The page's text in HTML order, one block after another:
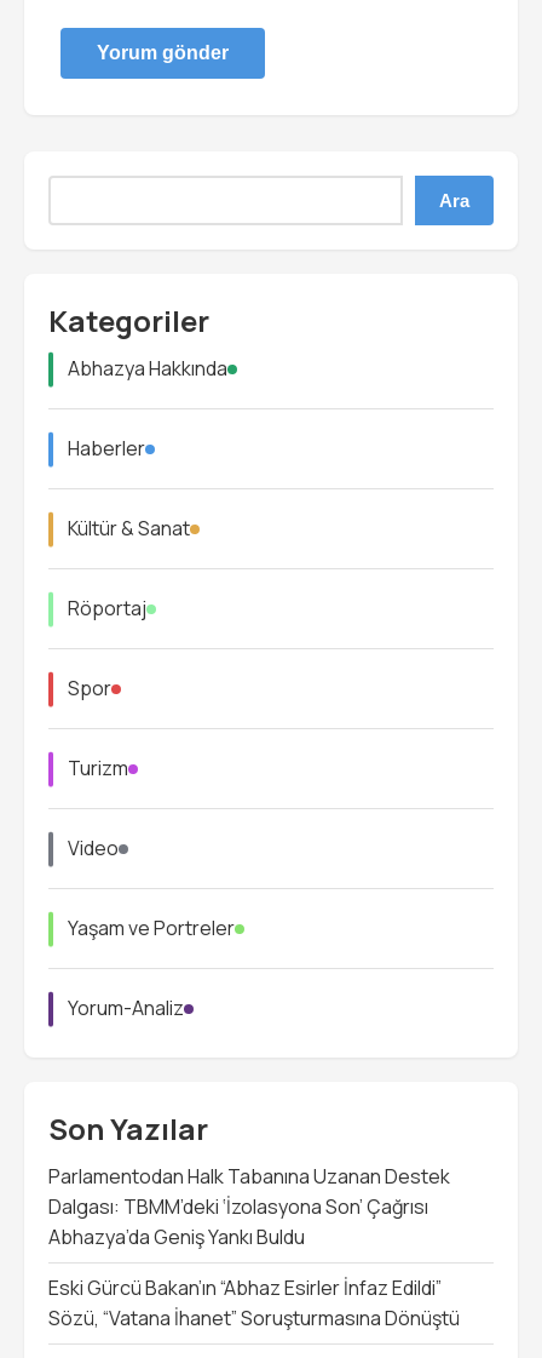
Ara
Kategoriler
Abhazya Hakkında
Haberler
Kültür & Sanat
Röportaj
Spor
Turizm
Video
Yaşam ve Portreler
Yorum-Analiz
Son Yazılar
Parlamentodan Halk Tabanına Uzanan Destek
Dalgası: TBMM’deki ‘İzolasyona Son’ Çağrısı
Abhazya’da Geniş Yankı Buldu
Eski Gürcü Bakan’ın “Abhaz Esirler İnfaz Edildi”
Sözü, “Vatana İhanet” Soruşturmasına Dönüştü